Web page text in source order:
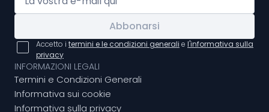
Abbonarsi
Accetto i termini e le condizioni generali e l'informativa sulla
privacy
INFORMAZIONI LEGALI
Termini e Condizioni Generali
Informativa sui cookie
Informativa sulla privacy